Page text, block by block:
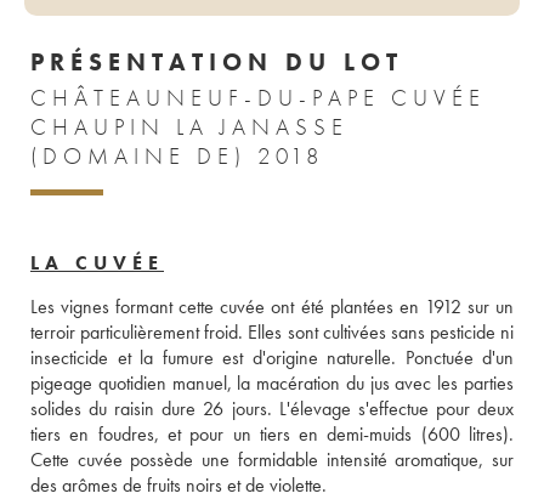
PRÉSENTATION DU LOT
CHÂTEAUNEUF-DU-PAPE CUVÉE
CHAUPIN LA JANASSE
(DOMAINE DE) 2018
LA CUVÉE
Les vignes formant cette cuvée ont été plantées en 1912 sur un
terroir particulièrement froid. Elles sont cultivées sans pesticide ni
insecticide et la fumure est d'origine naturelle. Ponctuée d'un
pigeage quotidien manuel, la macération du jus avec les parties
solides du raisin dure 26 jours. L'élevage s'effectue pour deux
tiers en foudres, et pour un tiers en demi-muids (600 litres).
Cette cuvée possède une formidable intensité aromatique, sur
des arômes de fruits noirs et de violette.